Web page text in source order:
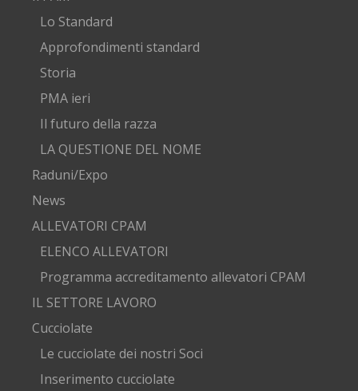
Lo Standard
Approfondimenti standard
Storia
PMA ieri
Il futuro della razza
LA QUESTIONE DEL NOME
Raduni/Expo
News
ALLEVATORI CPAM
ELENCO ALLEVATORI
Programma accreditamento allevatori CPAM
IL SETTORE LAVORO
Cucciolate
Le cucciolate dei nostri Soci
Inserimento cucciolate